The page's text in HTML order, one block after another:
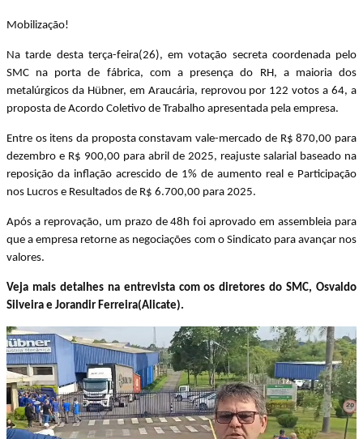
Mobilização!
Na tarde desta terça-feira(26), em votação secreta coordenada pelo
SMC na porta de fábrica, com a presença do RH, a maioria dos
metalúrgicos da Hübner, em Araucária, reprovou por 122 votos a 64, a
proposta de Acordo Coletivo de Trabalho apresentada pela empresa.
Entre os itens da proposta constavam vale-mercado de R$ 870,00 para
dezembro e R$ 900,00 para abril de 2025, reajuste salarial baseado na
reposição da inflação acrescido de 1% de aumento real e Participação
nos Lucros e Resultados de R$ 6.700,00 para 2025.
Após a reprovação, um prazo de 48h foi aprovado em assembleia para
que a empresa retorne as negociações com o Sindicato para avançar nos
valores.
Veja mais detalhes na entrevista com os diretores do SMC, Osvaldo
Silveira e Jorandir Ferreira(Alicate).